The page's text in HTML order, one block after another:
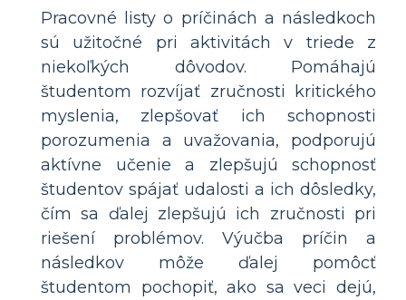
Pracovné listy o príčinách a následkoch
sú užitočné pri aktivitách v triede z
niekoľkých dôvodov. Pomáhajú
študentom rozvíjať zručnosti kritického
myslenia, zlepšovať ich schopnosti
porozumenia a uvažovania, podporujú
aktívne učenie a zlepšujú schopnosť
študentov spájať udalosti a ich dôsledky,
čím sa ďalej zlepšujú ich zručnosti pri
riešení problémov. Výučba príčin a
následkov môže ďalej pomôcť
študentom pochopiť, ako sa veci dejú,